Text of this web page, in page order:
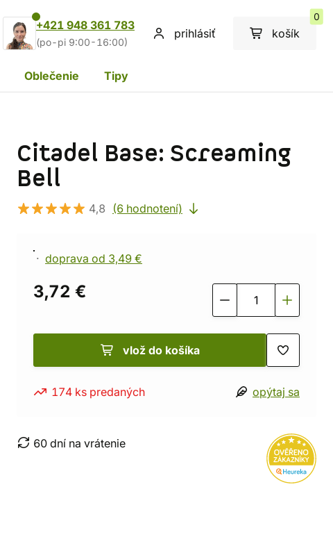
+421 948 361 783
(po-pi 9:00-16:00)
prihlásiť košík
0
Oblečenie Tipy
Citadel Base: Screaming
Bell
4,8 (6 hodnotení)
doprava od 3,49 €
3,72 €
vlož do košíka
174 ks predaných opýtaj sa
60 dní na vrátenie